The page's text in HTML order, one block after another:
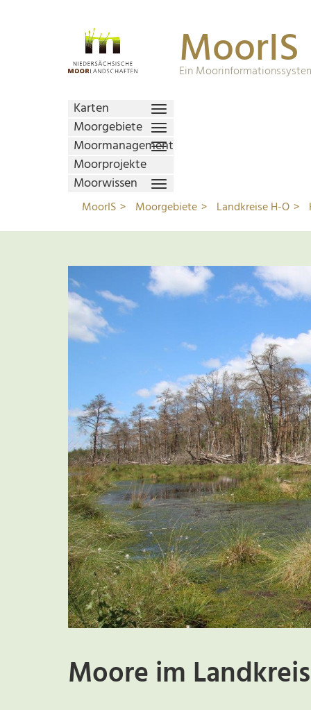
MoorIS
Ein
Karten
Moorgebiete
Moormanagement
Moorprojekte
Moorwissen
MoorIS Moorgebiete Landkreise H-O
Moore im